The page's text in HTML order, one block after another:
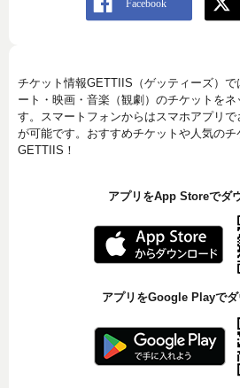
チケット情報GETTIIS（ゲッティーズ）
ート・映画・音楽（観劇）のチケットを
す。スマートフォンからはスマホアプリ
が可能です。おすすめチケットや人気の
GETTIIS！
アプリをApp Storeでダ
アプリをGoogle Playでダ